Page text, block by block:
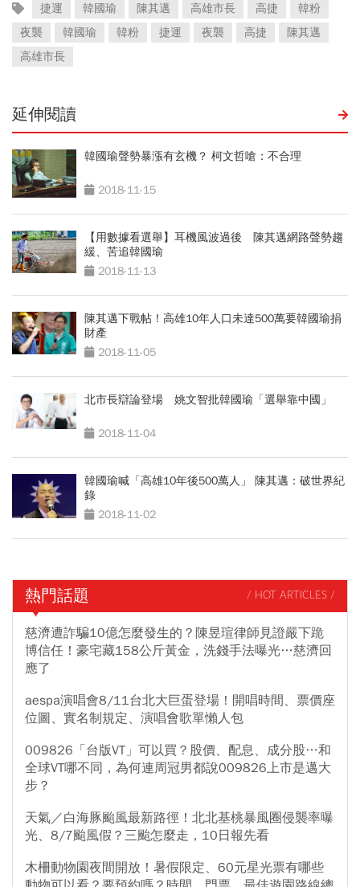
捷運 韓國瑜 陳其邁 高雄市長 高捷
韓粉
夜襲
韓國瑜 韓粉 捷運 夜襲 高捷
陳其邁
高雄市長
延伸閱讀
韓國瑜聲勢暴漲有玄機？ 柯文哲嗆：不合理
2018-11-15
【用數據看選舉】耳機風波過後 陳其邁網路聲勢趨
緩、苦追韓國瑜
2018-11-13
陳其邁下戰帖！高雄10年人口未達500萬要韓國瑜捐
財產
2018-11-05
北市長辯論登場 姚文智批韓國瑜「選舉靠中國」
2018-11-04
韓國瑜喊「高雄10年後500萬人」 陳其邁：破世界紀
錄
2018-11-02
熱門話題 / HOT ARTICLES /
慈濟遭詐騙10億怎麼發生的？陳昱瑄律師見證嚴下跪
博信任！豪宅藏158公斤黃金，洗錢手法曝光…慈濟回
應了
aespa演唱會8/11台北大巨蛋登場！開唱時間、票價座
位圖、實名制規定、演唱會歌單懶人包
009826「台版VT」可以買？股價、配息、成分股…和
全球VT哪不同，為何連周冠男都說009826上市是邁大
步？
天氣／白海豚颱風最新路徑！北北基桃暴風圈侵襲率曝
光、8/7颱風假？三颱怎麼走，10日報先看
木柵動物園夜間開放！暑假限定、60元星光票有哪些